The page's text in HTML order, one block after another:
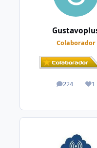
Colaborador
224
posts 1